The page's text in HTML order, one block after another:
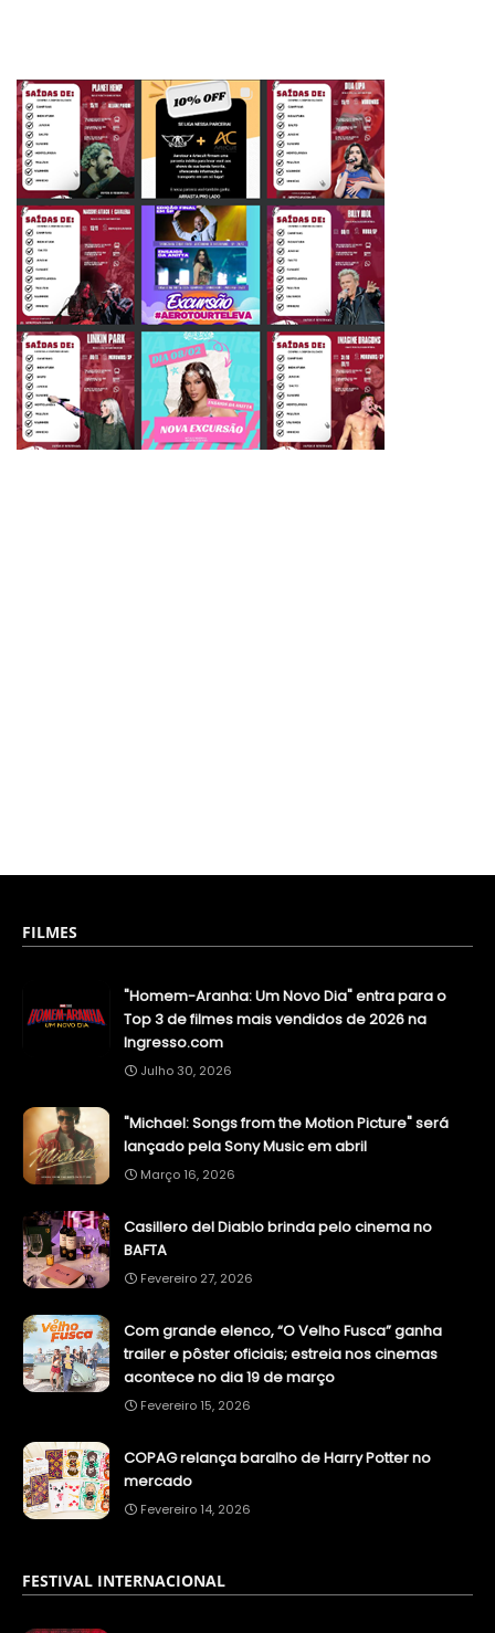
FILMES
"Homem-Aranha: Um Novo Dia" entra para o
Top 3 de filmes mais vendidos de 2026 na
Ingresso.com
Julho 30, 2026
"Michael: Songs from the Motion Picture" será
lançado pela Sony Music em abril
Março 16, 2026
Casillero del Diablo brinda pelo cinema no
BAFTA
Fevereiro 27, 2026
Com grande elenco, “O Velho Fusca” ganha
trailer e pôster oficiais; estreia nos cinemas
acontece no dia 19 de março
Fevereiro 15, 2026
COPAG relança baralho de Harry Potter no
mercado
Fevereiro 14, 2026
FESTIVAL INTERNACIONAL